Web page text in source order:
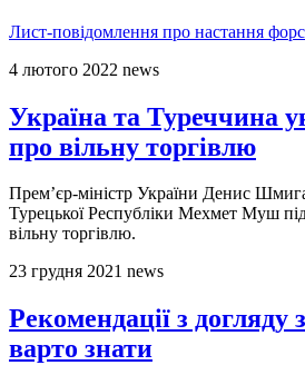
Лист-повідомлення про настання
4 лютого 2022 news
Україна та Туреччина
про вільну торгівлю
Прем’єр-міністр України Денис
Турецької Республіки Мехмет Муш
вільну торгівлю.
23 грудня 2021 news
Рекомендації з догляду
варто знати